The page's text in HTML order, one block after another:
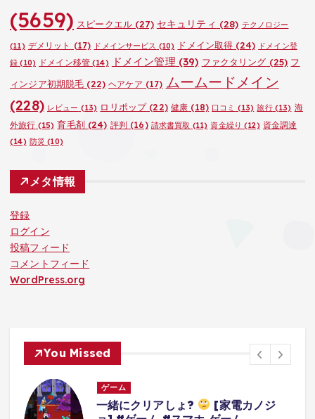
(5659) スピークエル(27) セキュリティ (28) テクノロジー
(11) デメリット (17) ドメインサービス (10) ドメイン取得 (24) ドメイン登
録 (10) ドメイン移管(14) ドメイン管理 (39) ファクタリング (25) フ
ィンジア初期脱毛 (22) ヘアケア (17) ムームードメイン
(228) レビュー (13) ロリポップ(22) 健康 (18) 口コミ (13) 旅行(13) 海
外旅行 (15) 育毛剤(24) 評判 (16) 請求書買取 (11) 資金繰り (12) 資金調達
(14) 防災 (10)
メタ情報
登録
ログイン
投稿フィード
コメントフィード
WordPress.org
You Missed
ゲーム
3Dアクションゲームの礎を作り上げ